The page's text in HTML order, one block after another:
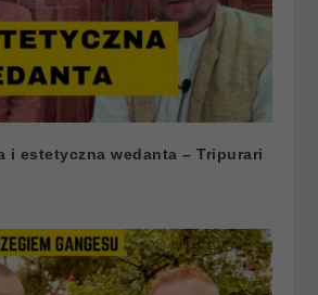
i estetyczna wedanta – Tripurari